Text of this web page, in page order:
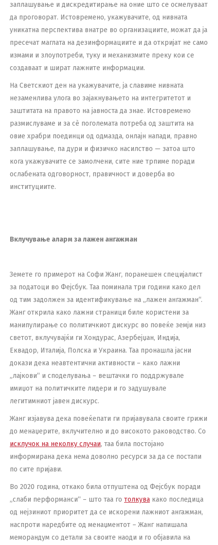
заплашување и дискредитирање на оние што се осмелуваат
да проговорат. Истовремено, укажувачите, од нивната
уникатна перспектива внатре во организациите, можат да ја
пресечат маглата на дезинформациите и да откријат не само
измами и злоупотреби, туку и механизмите преку кои се
создаваат и ширaт лажните информации.
На Светскиот ден на укажувачите, ја славиме нивната
незаменлива улога во зајакнувањето на интегритетот и
заштитата на правото на јавноста да знае. Истовремено
размислуваме и за сè поголемата потреба од заштита на
овие храбри поединци од одмазда, онлајн напади, правно
заплашување, па дури и физичко насилство — затоа што
кога укажувачите се замолчени, сите ние трпиме поради
ослабената одговорност, правичност и доверба во
институциите.
Вклучување аларм за лажен ангажман
Земете го примерот на Софи Жанг, поранешен специјалист
за податоци во Фејсбук. Таа поминала три години како дел
од тим задолжен за идентификување на „лажен ангажман“.
Жанг открила како лажни страници биле користени за
манипулирање со политичкиот дискурс во повеќе земји низ
светот, вклучувајќи ги Хондурас, Азербејџан, Индија,
Еквадор, Италија, Полска и Украина. Таа пронашла јасни
докази дека неавтентични активности – како лажни
„лајкови“ и споделувања – вештачки го поддржувале
имиџот на политичките лидери и го задушувале
легитимниот јавен дискурс.
Жанг изјавува дека повеќепати ги пријавувала своите грижи
до менаџерите, вклучително и до високото раководство. Со
исклучок на неколку случаи, таа била постојано
информирана дека нема доволно ресурси за да се постапи
по сите пријави.
Во 2020 година, откако била отпуштена од Фејсбук поради
„слаби перформанси“ – што таа го толкува како последица
од нејзиниот приоритет да се искорени лажниот ангажман,
наспроти наредбите од менаџментот – Жанг напишала
меморандум со детали за своите наоди и го објавила на